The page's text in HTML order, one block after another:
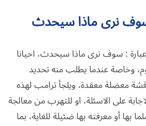
نرى ماذا سيحدث
: سوف نرى ماذا سيحدث، احيانا
وخاصة عندما يطلب منه تحديد
معضلة معقدة، ويلجأ ترامب لهذه
على الاسئلة، او للتهرب من معالجة
بها أو معرفته بها ضئيلة للغاية، بما